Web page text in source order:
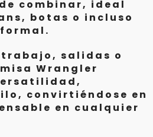
combinar, ideal
botas o incluso
salidas o
Wrangler
convirtiéndose en
en cualquier